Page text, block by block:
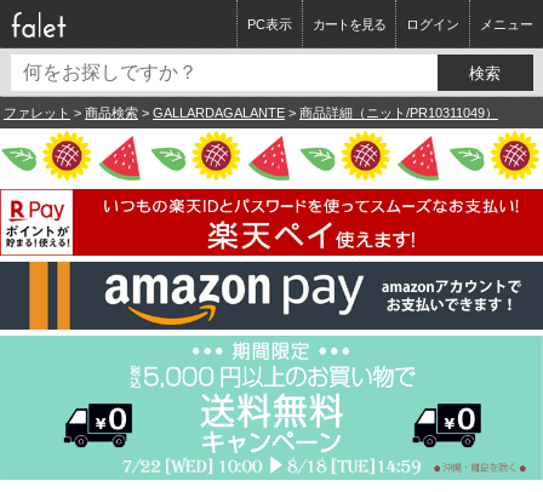
ログイン メニュー
カートを見る
PC表示
ファレット > 商品検索 > GALLARDAGALANTE > 商品詳細（ニット/PR10311049）